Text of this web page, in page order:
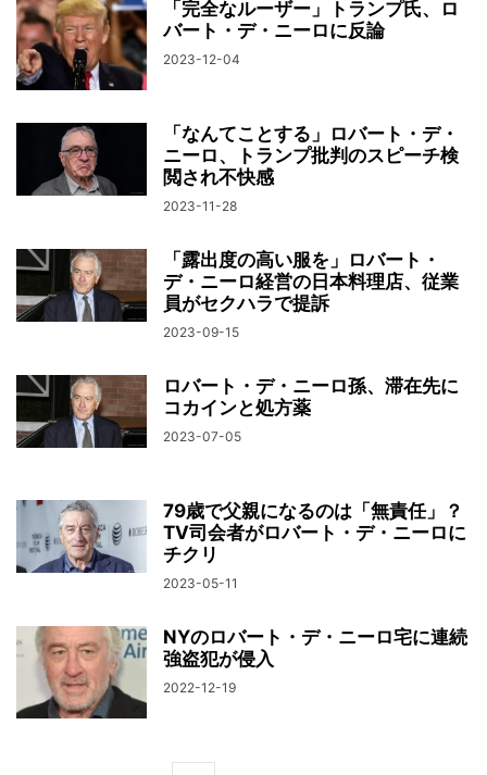
「完全なルーザー」トランプ氏、ロ
バート・デ・ニーロに反論
2023-12-04
「なんてことする」ロバート・デ・
ニーロ、トランプ批判のスピーチ検
閲され不快感
2023-11-28
「露出度の高い服を」ロバート・
デ・ニーロ経営の日本料理店、従業
員がセクハラで提訴
2023-09-15
ロバート・デ・ニーロ孫、滞在先に
コカインと処方薬
2023-07-05
79歳で父親になるのは「無責任」？
TV司会者がロバート・デ・ニーロに
チクリ
2023-05-11
NYのロバート・デ・ニーロ宅に連続
強盗犯が侵入
2022-12-19